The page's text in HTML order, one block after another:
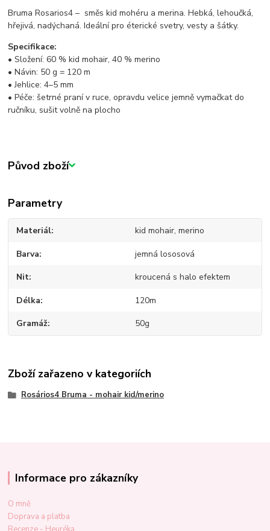
Bruma Rosarios4 – směs kid mohéru a merina. Hebká, lehoučká,
hřejivá, nadýchaná. Ideální pro éterické svetry, vesty a šátky.
Specifikace:
• Složení: 60 % kid mohair, 40 % merino
• Návin: 50 g = 120 m
• Jehlice: 4–5 mm
• Péče: šetrné praní v ruce, opravdu velice jemně vymačkat do
ručníku, sušit volně na plocho
Původ zboží
Parametry
Materiál kid mohair, merino
Barva jemná lososová
Nit kroucená s halo efektem
Délka 120m
Gramáž 50g
Zboží zařazeno v kategoriích
Rosários4 Bruma - mohair kid/merino
Informace pro zákazníky
O mně
Doprava a platba